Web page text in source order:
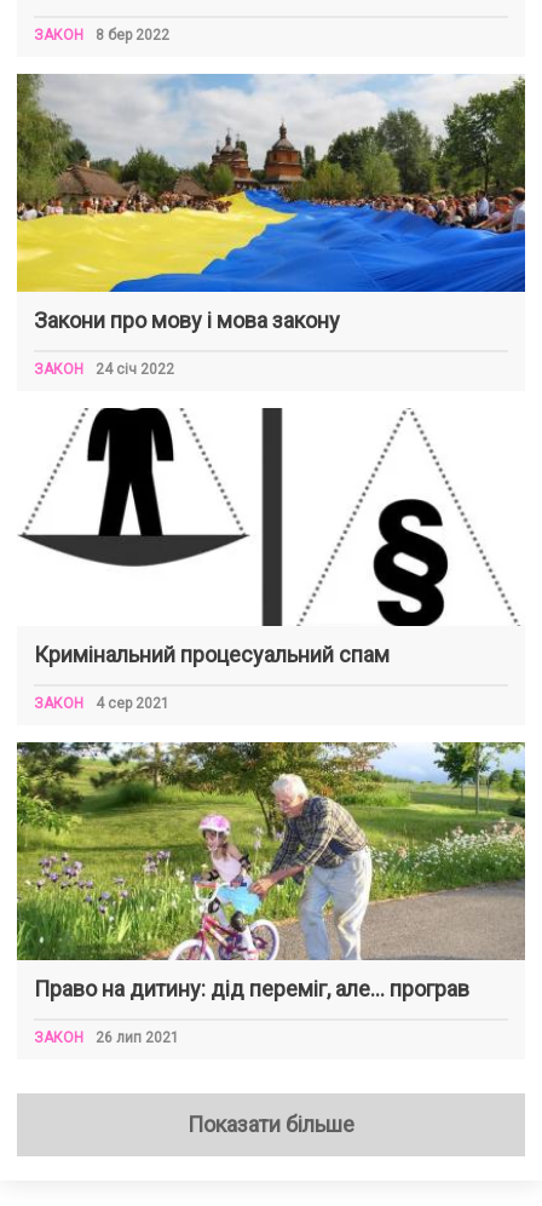
ЗАКОН 8 бер 2022
Закони про мову і мова закону
ЗАКОН 24 січ 2022
Кримінальний процесуальний спам
ЗАКОН 4 сер 2021
Право на дитину: дід переміг, але… програв
ЗАКОН 26 лип 2021
Показати більше